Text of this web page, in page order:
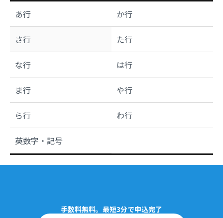
あ行
か行
さ行 た行
な行 は行
ま行 や行
ら行 わ行
英数字・記号
手数料無料。最短3分で申込完了